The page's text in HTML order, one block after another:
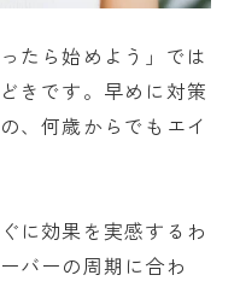
たら始めよう」では
きです。早めに対策
、何歳からでもエイ
に効果を実感するわ
バーの周期に合わ